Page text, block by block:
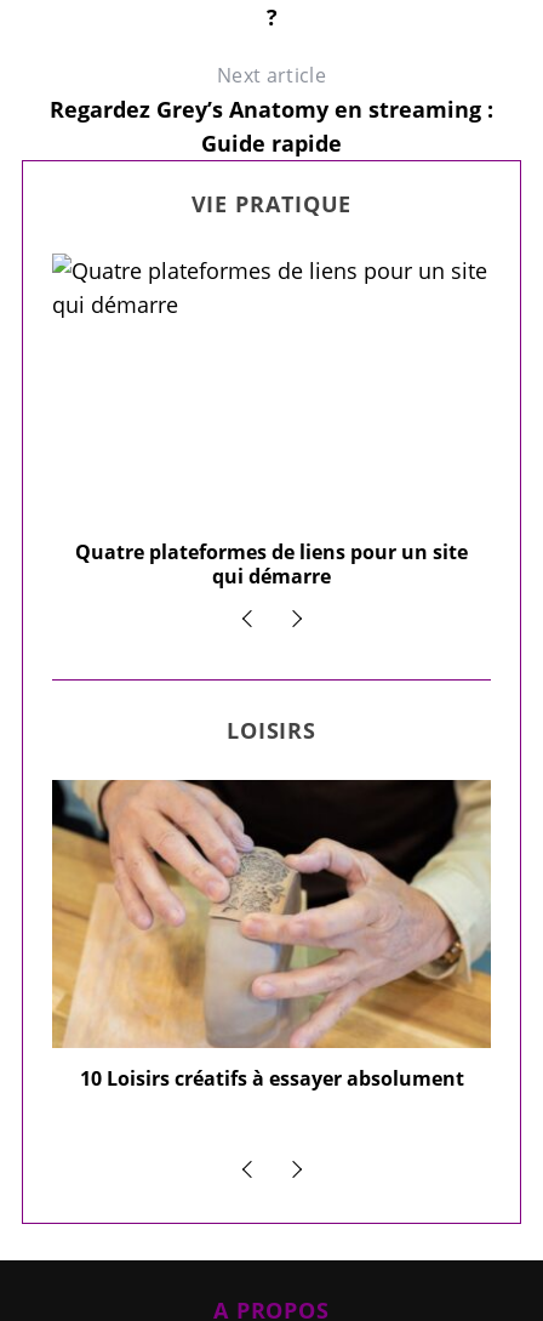
?
Next article
Regardez Grey’s Anatomy en streaming :
Guide rapide
VIE PRATIQUE
Quatre plateformes de liens pour un site
qui démarre
LOISIRS
10 Loisirs créatifs à essayer absolument
A PROPOS